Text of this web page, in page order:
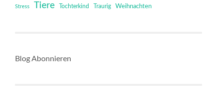
Stress Tiere Tochterkind Traurig Weihnachten
Blog Abonnieren